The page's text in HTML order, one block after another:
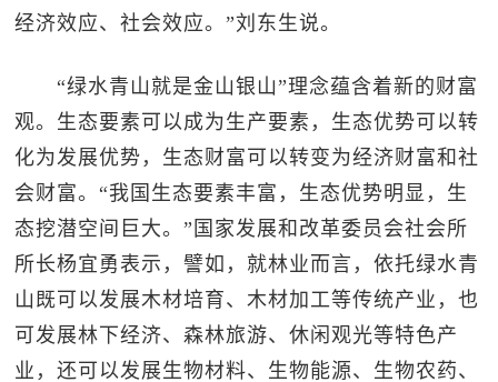
经济效应、社会效应。”刘东生说。
“绿水青山就是金山银山”理念蕴含着新的财富
观。生态要素可以成为生产要素，生态优势可以转
化为发展优势，生态财富可以转变为经济财富和社
会财富。“我国生态要素丰富，生态优势明显，生
态挖潜空间巨大。”国家发展和改革委员会社会所
所长杨宜勇表示，譬如，就林业而言，依托绿水青
山既可以发展木材培育、木材加工等传统产业，也
可发展林下经济、森林旅游、休闲观光等特色产
业，还可以发展生物材料、生物能源、生物农药、